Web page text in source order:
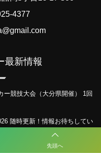
先頭へ
4377
最新情報
ー競技大会（大分県開催） 1回
随時更新！情報お待ちしてい
度国民スポーツ大会 第46回九